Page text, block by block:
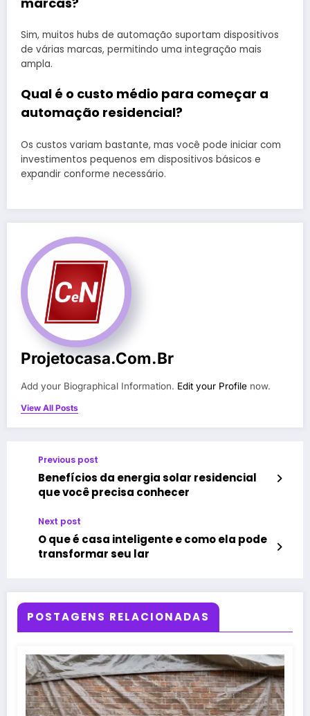
Sim, muitos hubs de automação suportam dispositivos
de várias marcas, permitindo uma integração mais
ampla.
Qual é o custo médio para começar a
automação residencial?
Os custos variam bastante, mas você pode iniciar com
investimentos pequenos em dispositivos básicos e
expandir conforme necessário.
Projetocasa.com.br
Add your Biographical Information. Edit your Profile now.
View All Posts
Previous post
Benefícios da energia solar residencial
que você precisa conhecer
Next post
O que é casa inteligente e como ela pode
transformar seu lar
POSTAGENS RELACIONADAS